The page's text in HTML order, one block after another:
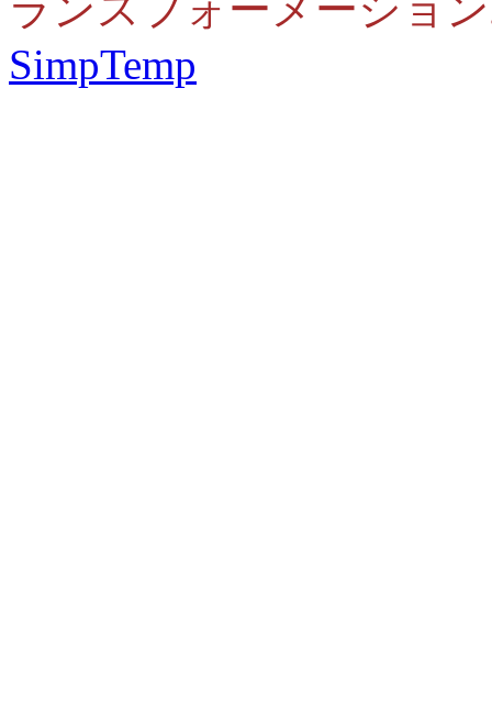
SimpTemp